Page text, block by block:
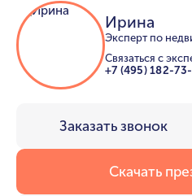
Ирина
Эксперт по
Связаться с
+7 (495) 182-
Заказать звонок
Скачать